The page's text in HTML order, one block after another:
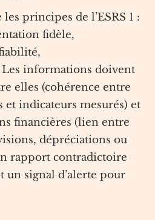
principes de l’ESRS 1 :
fidèle,
informations doivent
elles (cohérence entre
et indicateurs mesurés) et
financières (lien entre
dépréciations ou
rapport contradictoire
un signal d’alerte pour